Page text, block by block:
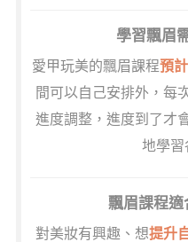
學習飄眉
愛甲玩美的飄眉課程預
間可以自己安排外，每
進度調整，進度到了才
地學習
飄眉課程適
對美妝有興趣、想提升